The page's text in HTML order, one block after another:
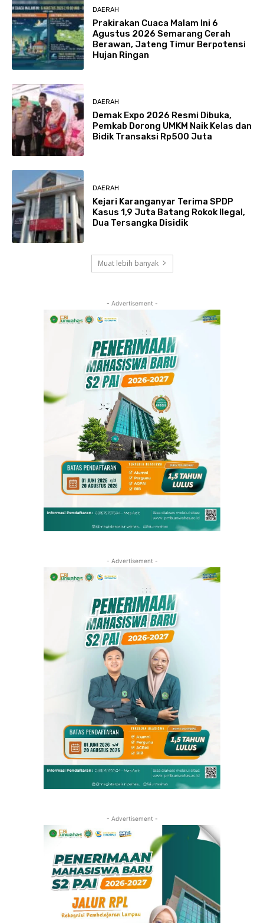
DAERAH
Prakirakan Cuaca Malam Ini 6
Agustus 2026 Semarang Cerah
Berawan, Jateng Timur Berpotensi
Hujan Ringan
DAERAH
Demak Expo 2026 Resmi Dibuka,
Pemkab Dorong UMKM Naik Kelas dan
Bidik Transaksi Rp500 Juta
DAERAH
Kejari Karanganyar Terima SPDP
Kasus 1,9 Juta Batang Rokok Ilegal,
Dua Tersangka Disidik
Muat lebih banyak
- Advertisement -
- Advertisement -
- Advertisement -